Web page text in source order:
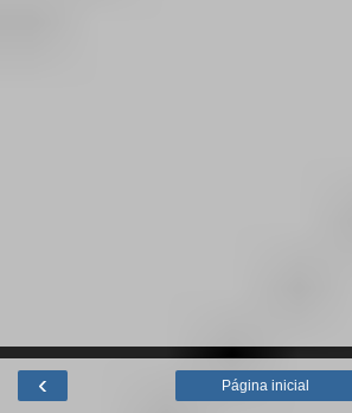
‹ Página inicial